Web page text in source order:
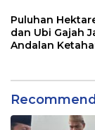
Puluhan
dan Ubi Gajah
Andalan